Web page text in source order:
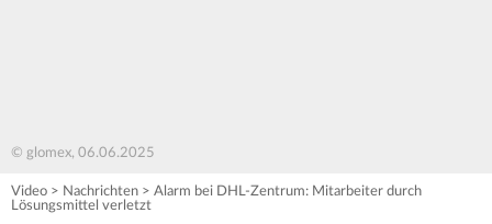
© glomex, 06.06.2025
Video > Nachrichten > Alarm bei DHL-Zentrum: Mitarbeiter durch
Lösungsmittel verletzt